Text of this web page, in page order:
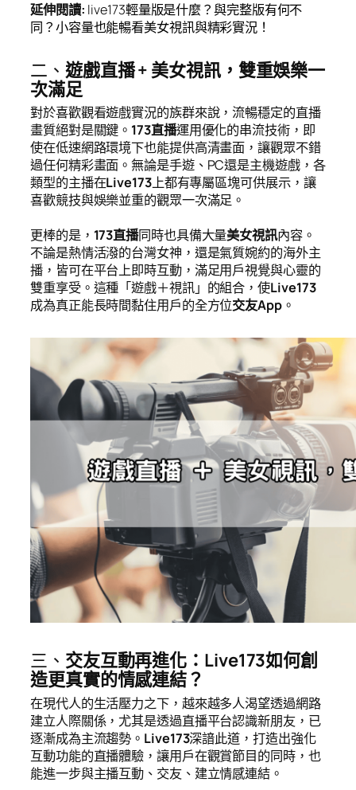
延伸閱讀: live173輕量版是什麼？與完整版有何不
同？小容量也能暢看美女視訊與精彩實況！
二、 遊戲直播 + 美女視訊，雙重娛樂一
次滿足
對於喜歡觀看遊戲實況的族群來說，流暢穩定的直播
畫質絕對是關鍵。 173直播運用優化的串流技術，即
使在低速網路環境下也能提供高清畫面，讓觀眾不錯
過任何精彩畫面。無論是手遊、PC還是主機遊戲，各
類型的主播在Live173上都有專屬區塊可供展示，讓
喜歡競技與娛樂並重的觀眾一次滿足。
更棒的是， 173直播同時也具備大量美女視訊內容。
不論是熱情活潑的台灣女神，還是氣質婉約的海外主
播，皆可在平台上即時互動，滿足用戶視覺與心靈的
雙重享受。這種「遊戲＋視訊」的組合，使Live173
成為真正能長時間黏住用戶的全方位交友App。
三、 交友互動再進化：Live173如何創
造更真實的情感連結？
在現代人的生活壓力之下，越來越多人渴望透過網路
建立人際關係，尤其是透過直播平台認識新朋友，已
逐漸成為主流趨勢。 Live173深諳此道，打造出強化
互動功能的直播體驗，讓用戶在觀賞節目的同時，也
能進一步與主播互動、交友、建立情感連結。